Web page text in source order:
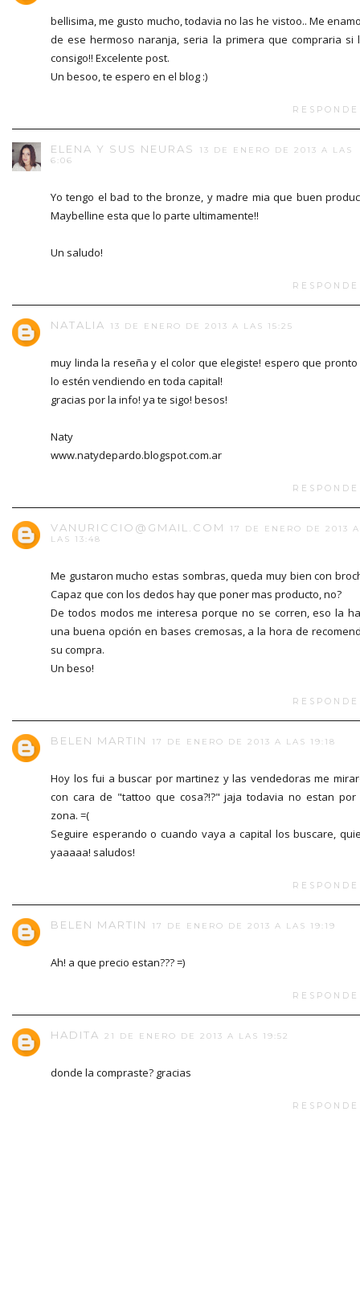
bellisima, me gusto mucho, todavia no las he vistoo.. Me
de ese hermoso naranja, seria la primera que compraria si
consigo!! Excelente post.
Un besoo, te espero en el blog :)
ELENA Y SUS NEURAS
13 DE ENERO DE 2013 A LAS
6:06
Yo tengo el bad to the bronze, y madre mia que buen
Maybelline esta que lo parte ultimamente!!
Un saludo!
NATALIA 13 DE ENERO DE 2013 A LAS 15:25
muy linda la reseña y el color que elegiste! espero que pronto
lo estén vendiendo en toda capital!
gracias por la info! ya te sigo! besos!
Naty
www.natydepardo.blogspot.com.ar
VANURICCIO@GMAIL.COM
17 DE ENERO DE 2013 A
LAS 13:48
Me gustaron mucho estas sombras, queda muy bien con
Capaz que con los dedos hay que poner mas producto, no?
De todos modos me interesa porque no se corren, eso la
una buena opción en bases cremosas, a la hora de
su compra.
Un beso!
BELEN MARTIN 17 DE ENERO DE 2013 A LAS 19:18
Hoy los fui a buscar por martinez y las vendedoras me
con cara de "tattoo que cosa?!?" jaja todavia no estan por
zona. =(
Seguire esperando o cuando vaya a capital los buscare,
yaaaaa! saludos!
BELEN MARTIN 17 DE ENERO DE 2013 A LAS 19:19
Ah! a que precio estan??? =)
HADITA 21 DE ENERO DE 2013 A LAS 19:52
donde la compraste? gracias